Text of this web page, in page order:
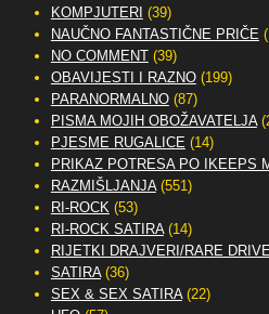
KOMPJUTERI (39)
NAUČNO FANTASTIČNE PRIČE
NO COMMENT(39)
OBAVIJESTI I RAZNO(199)
PARANORMALNO(87)
PISMA MOJIH OBOŽAVATELJA
PJESME RUGALICE (14)
PRIKAZ POTRESA PO IKEEPS
RAZMIŠLJANJA(551)
RI-ROCK(53)
RI-ROCK SATIRA(14)
RIJETKI DRAJVERI/RARE
SATIRA(36)
SEX & SEX SATIRA(22)